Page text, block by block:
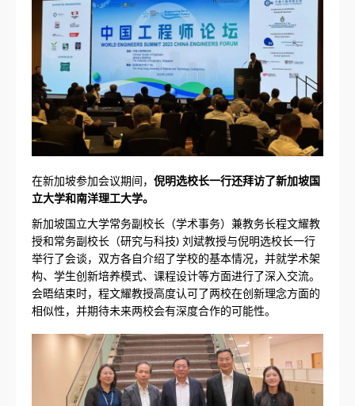
在新加坡参加会议期间， 倪明选校长一行还拜访了新加坡国
立大学和南洋理工大学。
新加坡国立大学常务副校长（学术事务）兼教务长程文耀教
授和常务副校长（研究与科技) 刘斌教授与倪明选校长一行
举行了会谈，双方各自介绍了学校的基本情况，并就学术架
构、学生创新培养模式、课程设计等方面进行了深入交流。
会晤结束时，程文耀教授高度认可了两校在创新理念方面的
相似性，并期待未来两校会有深度合作的可能性。